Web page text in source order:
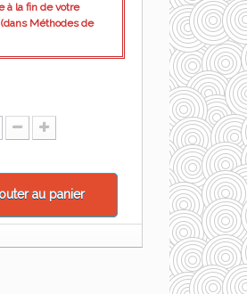
à la fin de votre
Méthodes de
au panier